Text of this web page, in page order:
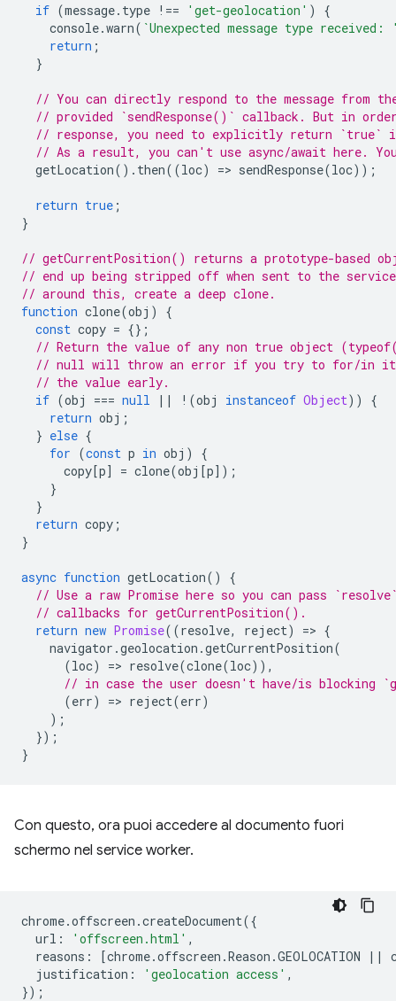
if (message. type !== 'get-geolocation' )
{
console.warn( `Unexpected message type received:
return ;
}
// You can directly respond to the message from
// provided `sendResponse()` callback. But in
// response, you need to explicitly return `true` in
// As a result, you can't use async/await here.
getLocation(). then((loc) => sendResponse(loc));
return true ;
}
// getCurrentPosition() returns a prototype-based
// end up being stripped off when sent to the
// around this, create a deep clone.
function clone(obj )
{
const copy = {};
// Return the value of any non true object
// null will throw an error if you try to for/in
// the value early.
if (obj === null || ! (obj instanceof Object))
{
return obj ;
} else {
for (const p in obj )
{
copy[p] = clone(obj [p]);
}
}
return copy ;
}
async function getLocation()
{
// Use a raw Promise here so you can pass
// callbacks for getCurrentPosition().
return new Promise((resolve, reject) => {
navigator .geolocation .getCurrentPosition(
(loc) => resolve(clone(loc)),
// in case the user doesn't have/is blocking
(err) => reject(err)
);
});
}
Con questo, ora puoi accedere al documento fuori
schermo nel service worker.
chrome.offscreen .createDocument({
url : 'offscreen.html' ,
reasons : [chrome.offscreen .Reason .GEOLOCATION ||
justification : 'geolocation access' ,
});